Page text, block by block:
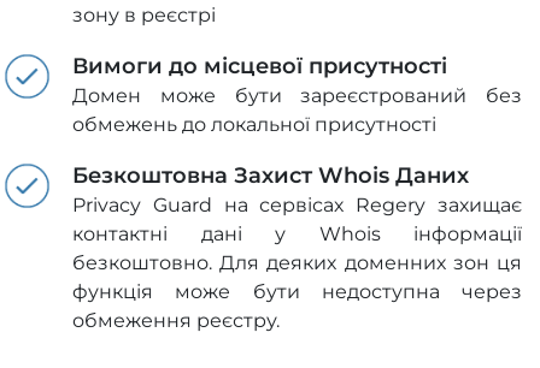
зону в реєстрі
Вимоги до місцевої присутності
Домен може бути зареєстрований без
обмежень до локальної присутності
Безкоштовна Захист Whois Даних
Privacy Guard на сервісах Regery захищає
контактні дані у Whois інформації
безкоштовно. Для деяких доменних зон ця
функція може бути недоступна через
обмеження реєстру.